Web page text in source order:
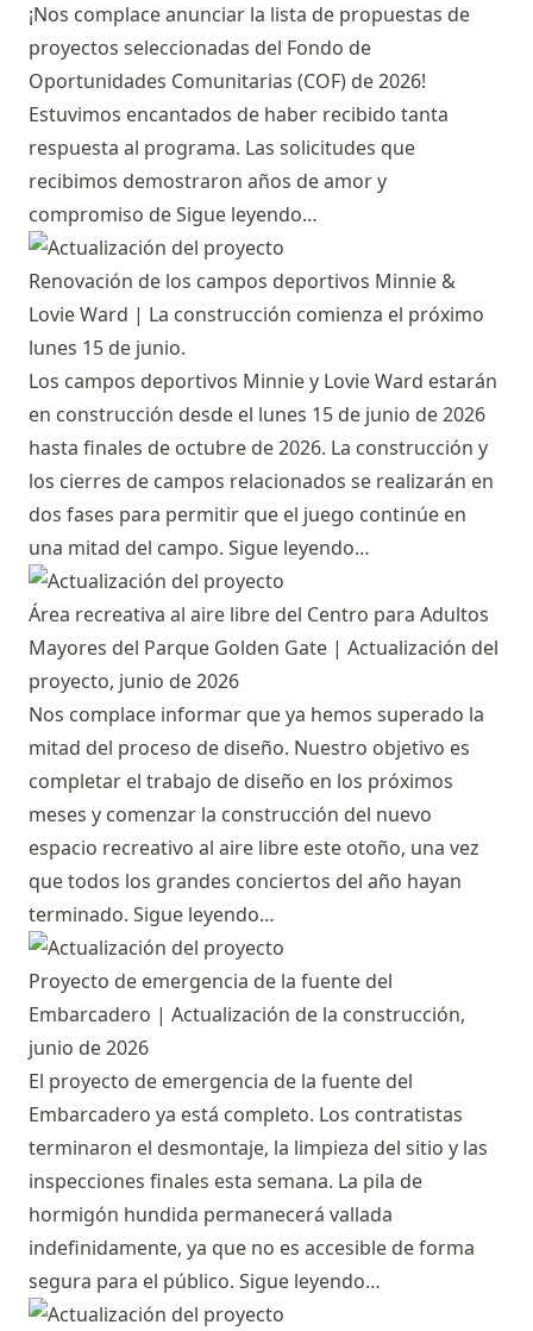
¡Nos complace anunciar la lista de propuestas de
proyectos seleccionadas del Fondo de
Oportunidades Comunitarias (COF) de 2026!
Estuvimos encantados de haber recibido tanta
respuesta al programa. Las solicitudes que
recibimos demostraron años de amor y
compromiso deSigue leyendo…
Renovación de los campos deportivos Minnie &
Lovie Ward | La construcción comienza el próximo
lunes 15 de junio.
Los campos deportivos Minnie y Lovie Ward estarán
en construcción desde el lunes 15 de junio de 2026
hasta finales de octubre de 2026. La construcción y
los cierres de campos relacionados se realizarán en
dos fases para permitir que el juego continúe en
una mitad del campo. Sigue leyendo…
Área recreativa al aire libre del Centro para Adultos
Mayores del Parque Golden Gate | Actualización del
proyecto, junio de 2026
Nos complace informar que ya hemos superado la
mitad del proceso de diseño. Nuestro objetivo es
completar el trabajo de diseño en los próximos
meses y comenzar la construcción del nuevo
espacio recreativo al aire libre este otoño, una vez
que todos los grandes conciertos del año hayan
terminado. Sigue leyendo…
Proyecto de emergencia de la fuente del
Embarcadero | Actualización de la construcción,
junio de 2026
El proyecto de emergencia de la fuente del
Embarcadero ya está completo. Los contratistas
terminaron el desmontaje, la limpieza del sitio y las
inspecciones finales esta semana. La pila de
hormigón hundida permanecerá vallada
indefinidamente, ya que no es accesible de forma
segura para el público. Sigue leyendo…